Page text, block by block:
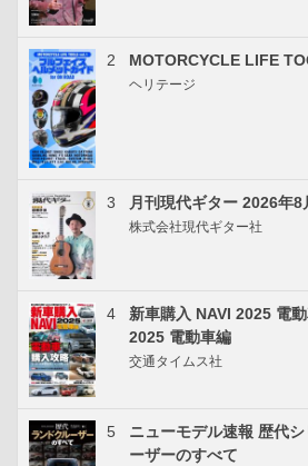
2 MOTORCYCLE LIFE
ヘリテージ
3 月刊現代ギター 2026年
株式会社現代ギター社
4
新車購入 NAVI 2025 電
2025 電動車編
交通タイムス社
5
ニューモデル速報 歴代
ーザーのすべて